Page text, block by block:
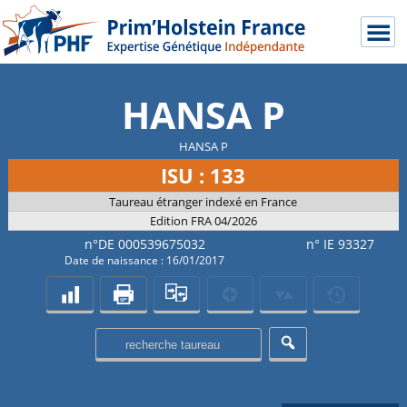
HANSA P
HANSA P
ISU : 133
Taureau étranger indexé en France
Edition FRA 04/2026
n°DE 000539675032 n° IE 93327
Date de naissance : 16/01/2017